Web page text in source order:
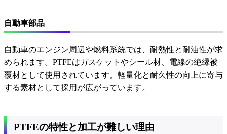
自動車部品
自動車のエンジン周辺や燃料系統では、耐熱性と耐油性が求
められます。PTFEはガスケットやシール材、電線の絶縁被
覆材として使用されています。軽量化と耐久性の向上に寄与
する素材として採用が広がっています。
PTFEの特性と加工が難しい理由